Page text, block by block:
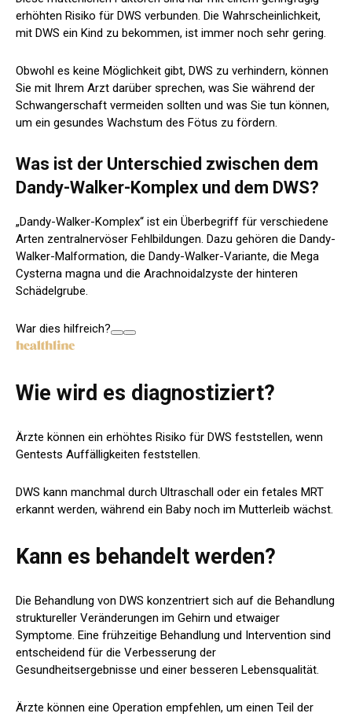
erhöhten Risiko für DWS verbunden. Die Wahrscheinlichkeit,
mit DWS ein Kind zu bekommen, ist immer noch sehr gering.
Obwohl es keine Möglichkeit gibt, DWS zu verhindern, können
Sie mit Ihrem Arzt darüber sprechen, was Sie während der
Schwangerschaft vermeiden sollten und was Sie tun können,
um ein gesundes Wachstum des Fötus zu fördern.
Was ist der Unterschied zwischen dem
Dandy-Walker-Komplex und dem DWS?
„Dandy-Walker-Komplex“ ist ein Überbegriff für verschiedene
Arten zentralnervöser Fehlbildungen. Dazu gehören die Dandy-
Walker-Malformation, die Dandy-Walker-Variante, die Mega
Cysterna magna und die Arachnoidalzyste der hinteren
Schädelgrube.
War dies hilfreich?
Wie wird es diagnostiziert?
Ärzte können ein erhöhtes Risiko für DWS feststellen, wenn
Gentests Auffälligkeiten feststellen.
DWS kann manchmal durch Ultraschall oder ein fetales MRT
erkannt werden, während ein Baby noch im Mutterleib wächst.
Kann es behandelt werden?
Die Behandlung von DWS konzentriert sich auf die Behandlung
struktureller Veränderungen im Gehirn und etwaiger
Symptome. Eine frühzeitige Behandlung und Intervention sind
entscheidend für die Verbesserung der
Gesundheitsergebnisse und einer besseren Lebensqualität.
Ärzte können eine Operation empfehlen, um einen Teil der